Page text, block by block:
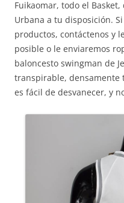
Fuikaomar, todo el
Urbana a tu disposición.
productos, contáctenos y
posible o le enviaremos
baloncesto swingman de
transpirable, densamente
es fácil de desvanecer, y